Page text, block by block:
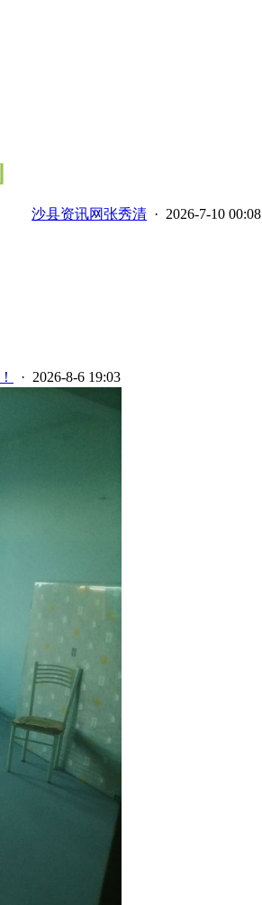
沙县资讯网张秀清 · 2026-7-10 00:08
！ · 2026-8-6 19:03